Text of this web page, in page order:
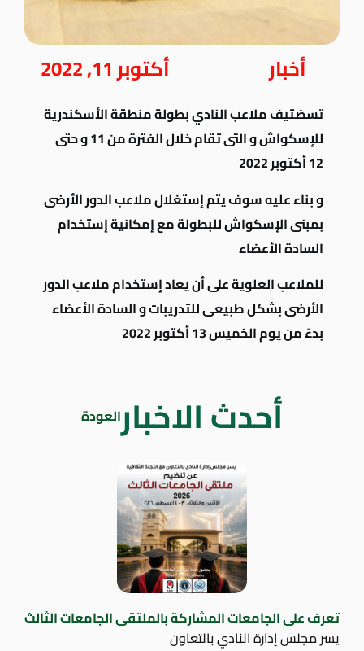
أخبار أكتوبر 11, 2022
تسضتيف ملاعب النادي بطولة منطقة الأسكندرية
للإسكواش و التى تقام خلال الفترة من 11 و حتى
12 أكتوبر 2022
و بناء عليه سوف يتم إستغلال ملاعب الدور الأرضى
بمبنى الإسكواش للبطولة مع إمكانية إستخدام
السادة الأعضاء
للملاعب العلوية على أن يعاد إستخدام ملاعب الدور
الأرضى بشكل طبيعى للتدريبات و السادة الأعضاء
بدءً من يوم الخميس 13 أكتوبر 2022
أحدث الاخبارالعودة
تعرف على الجامعات المشاركة بالملتقى الجامعات الثالث
يسر مجلس إدارة النادي بالتعاون